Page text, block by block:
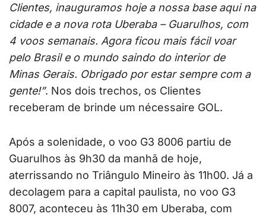
Clientes, inauguramos hoje a nossa base aqui na
cidade e a nova rota Uberaba – Guarulhos, com
4 voos semanais. Agora ficou mais fácil voar
pelo Brasil e o mundo saindo do interior de
Minas Gerais. Obrigado por estar sempre com a
gente!”. Nos dois trechos, os Clientes
receberam de brinde um nécessaire GOL.
Após a solenidade, o voo G3 8006 partiu de
Guarulhos às 9h30 da manhã de hoje,
aterrissando no Triângulo Mineiro às 11h00. Já a
decolagem para a capital paulista, no voo G3
8007, aconteceu às 11h30 em Uberaba, com